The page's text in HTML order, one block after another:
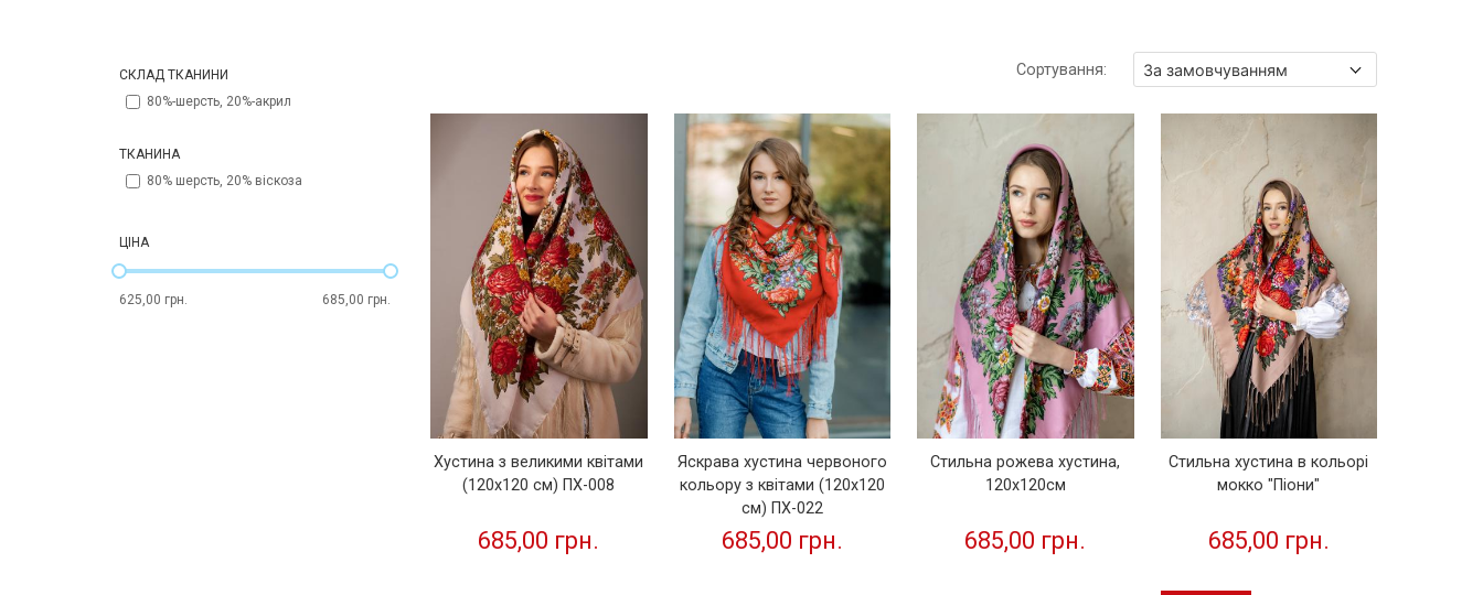
СКЛАД ТКАНИНИ
80%-шерсть, 20%-акрил
ТКАНИНА
80% шерсть, 20% віскоза
ЦІНА
625,00 грн. 685,00 грн.
Сортування:
Хустина з великими квітами
(120х120 см) ПХ-008
685,00 грн.
Яскрава хустина червоного
кольору з квітами (120х120
см) ПХ-022
685,00 грн.
Стильна рожева хустина,
120х120см
685,00 грн.
Стильна хустина в кольорі
мокко "Піони"
685,00 грн.